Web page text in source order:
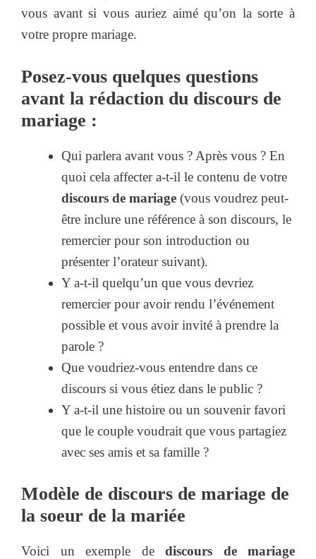
vous avant si vous auriez aimé qu’on la sorte à
votre propre mariage.
Posez-vous quelques questions
avant la rédaction du discours de
mariage :
Qui parlera avant vous ? Après vous ? En
quoi cela affecter a-t-il le contenu de votre
discours de mariage (vous voudrez peut-
être inclure une référence à son discours, le
remercier pour son introduction ou
présenter l’orateur suivant).
Y a-t-il quelqu’un que vous devriez
remercier pour avoir rendu l’événement
possible et vous avoir invité à prendre la
parole ?
Que voudriez-vous entendre dans ce
discours si vous étiez dans le public ?
Y a-t-il une histoire ou un souvenir favori
que le couple voudrait que vous partagiez
avec ses amis et sa famille ?
Modèle de discours de mariage de
la soeur de la mariée
Voici un exemple de discours de mariage